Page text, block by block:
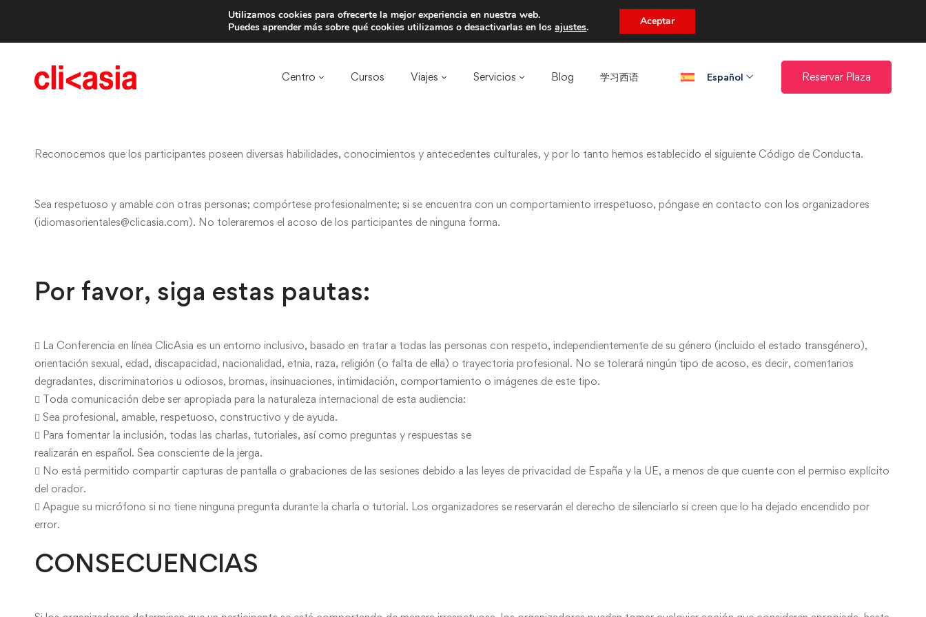
Trae a un amigo y llevaos un total de 75€ de descuento.
Centro Cursos Viajes Servicios Blog 学习西语​ Español Reservar Plaza
Reconocemos que los participantes poseen diversas habilidades, conocimientos y antecedentes culturales, y por lo tanto hemos establecido el siguiente Código de Conducta.
Sea respetuoso y amable con otras personas; compórtese profesionalmente; si se encuentra con un comportamiento irrespetuoso, póngase en contacto con los organizadores
(idiomasorientales@clicasia.com). No toleraremos el acoso de los participantes de ninguna forma.
Por favor, siga estas pautas:
 La Conferencia en línea ClicAsia es un entorno inclusivo, basado en tratar a todas las personas con respeto, independientemente de su género (incluido el estado transgénero),
orientación sexual, edad, discapacidad, nacionalidad, etnia, raza, religión (o falta de ella) o trayectoria profesional. No se tolerará ningún tipo de acoso, es decir, comentarios
degradantes, discriminatorios u odiosos, bromas, insinuaciones, intimidación, comportamiento o imágenes de este tipo.
 Toda comunicación debe ser apropiada para la naturaleza internacional de esta audiencia:
 Sea profesional, amable, respetuoso, constructivo y de ayuda.
 Para fomentar la inclusión, todas las charlas, tutoriales, así como preguntas y respuestas se
realizarán en español. Sea consciente de la jerga.
 No está permitido compartir capturas de pantalla o grabaciones de las sesiones debido a las leyes de privacidad de España y la UE, a menos de que cuente con el permiso explícito
del orador.
 Apague su micrófono si no tiene ninguna pregunta durante la charla o tutorial. Los organizadores se reservarán el derecho de silenciarlo si creen que lo ha dejado encendido por
error.
CONSECUENCIAS
Utilizamos cookies para ofrecerte la mejor experiencia en nuestra web.
Puedes aprender más sobre qué cookies utilizamos o desactivarlas en losajustes. Aceptar